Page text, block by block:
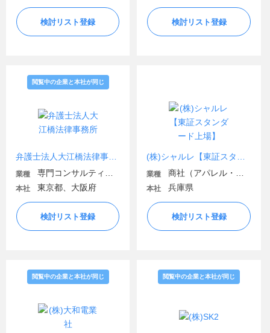
検討リスト登録 検討リスト登録
閲覧中の企業と本社が同じ
業種
本社 東京都、大阪府
検討リスト登録
業種
本社 兵庫県
検討リスト登録
閲覧中の企業と本社が同じ 閲覧中の企業と本社が同じ